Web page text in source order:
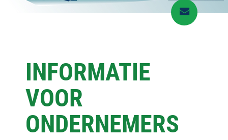
INFORMATIE
VOOR
ONDERNEMERS